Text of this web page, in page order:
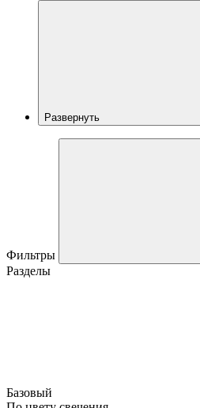
Развернуть
Фильтры
Разделы
Базовый